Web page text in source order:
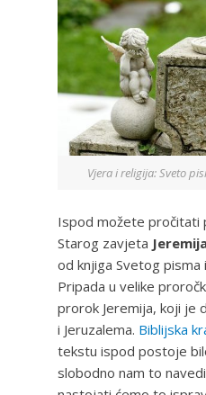
Vjera i religija: Sveto
Ispod možete pročitati
Starog zavjeta
od knjiga Svetog pisma
Pripada u velike
prorok Jeremija, koji je
i Jeruzalema. Biblijska
tekstu ispod postoje
slobodno nam to